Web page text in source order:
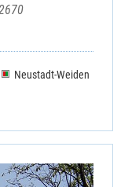
Neustadt-Weiden